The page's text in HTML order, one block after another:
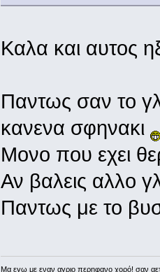
Καλα και αυτος
Παντως σαν το
κανενα σφηνακι
Μονο που εχει
Αν βαλεις αλλο
Παντως με το
Μα εγω με εναν αγριο περηφανο χορό! σαν